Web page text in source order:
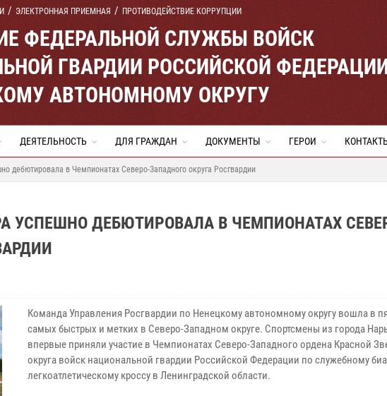
ЭЛЕКТРОННАЯ ПРИЕМНАЯ ПРОТИВОДЕЙСТВИЕ КОРРУПЦИИ
ФЕДЕРАЛЬНОЙ СЛУЖБЫ ВОЙСК
ГВАРДИИ РОССИЙСКОЙ
АВТОНОМНОМУ ОКРУГУ
ДЕЯТЕЛЬНОСТЬ ДЛЯ ГРАЖДАН ДОКУМЕНТЫ ГЕРОИ
дебютировала в Чемпионатах Северо-Западного округа Росгвардии
УСПЕШНО ДЕБЮТИРОВАЛА В ЧЕМПИОНАТАХ
Команда Управления Росгвардии по Ненецкому автономному округу вошла в
самых быстрых и метких в Северо-Западном округе. Спортсмены из города
впервые приняли участие в Чемпионатах Северо-Западного ордена Красной
округа войск национальной гвардии Российской Федерации по служебному
легкоатлетическому кроссу в Ленинградской области.